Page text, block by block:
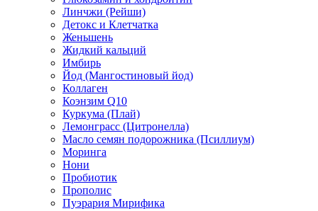
Линчжи (Рейши)
Детокс и Клетчатка
Женьшень
Жидкий кальций
Имбирь
Йод (Мангостиновый йод)
Коллаген
Коэнзим Q10
Куркума (Плай)
Лемонграсс (Цитронелла)
Масло семян подорожника (Псиллиум)
Моринга
Нони
Пробиотик
Прополис
Пуэрария Мирифика